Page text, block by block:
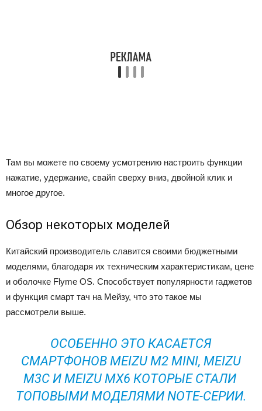
Там вы можете по своему усмотрению настроить функции
нажатие, удержание, свайп сверху вниз, двойной клик и
многое другое.
Обзор некоторых моделей
Китайский производитель славится своими бюджетными
моделями, благодаря их техническим характеристикам, цене
и оболочке Flyme OS. Способствует популярности гаджетов
и функция смарт тач на Мейзу, что это такое мы
рассмотрели выше.
ОСОБЕННО ЭТО КАСАЕТСЯ
СМАРТФОНОВ MEIZU M2 MINI, MEIZU
M3C И MEIZU MX6 КОТОРЫЕ СТАЛИ
ТОПОВЫМИ МОДЕЛЯМИ NOTE-СЕРИИ.